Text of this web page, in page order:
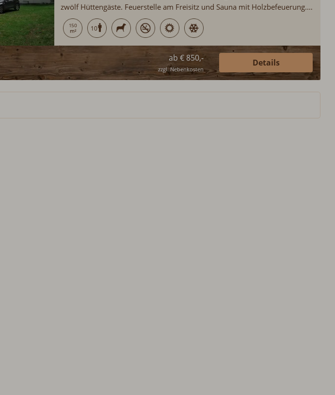
zwölf Hüttengäste. Feuerstelle am Freisitz und Sauna mit Holzbefeuerung.
Klassischer Holzherd in der Küche. Nächster Badesee und Supermarkt rund
6km entfernt...
150 10
ab € 850,-
zzgl. Nebenkosten
Details